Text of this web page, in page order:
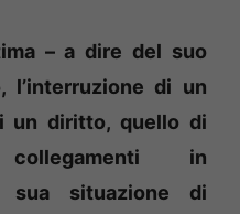
– a dire del suo
l’interruzione di un
un diritto, quello di
in
sua situazione di